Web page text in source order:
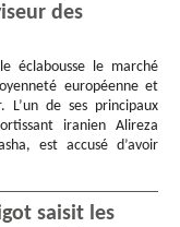
des
éclabousse le marché
européenne et
L’un de ses principaux
iranien Alireza
est accusé d’avoir
saisit les